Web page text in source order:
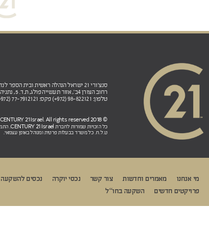
סנצ'ורי 21 ישראל הנהלה ראשית ובית הספר לנדל"ן:
רחוב הצורן 4ב', אזור תעשייה פולג, ת.ד. 5, נתניה 42100
טלפון: 98-822121 (972+) פקס: 77-7912121 (972+)
© 2018 CENTURY 21 Israel. All rights reserved
כל הזכויות שמורות לחברת CENTURY 21 Israel.
ט.ל.ח. כל משרד בבעלות פרטית ומנוהל באופן עצמאי.
מי אנחנו מאמרים וחדשות צור קשר נכסי יוקרה
נכסים להשקעה
פרויקטים חדשים
השקעה בחו“ל